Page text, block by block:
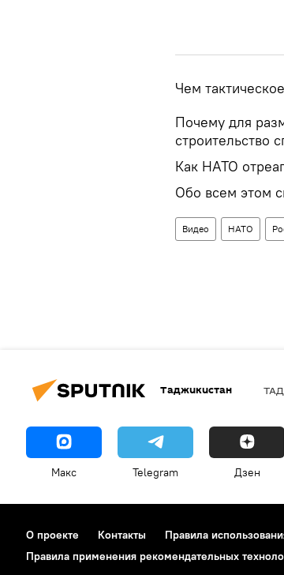
Чем
Почему для
строительство
Как НАТО
Обо всем этом
Видео НАТО
Таджикистан
Макс Telegram Дзен
О проекте Контакты Правила
Правила применения рекомендательных